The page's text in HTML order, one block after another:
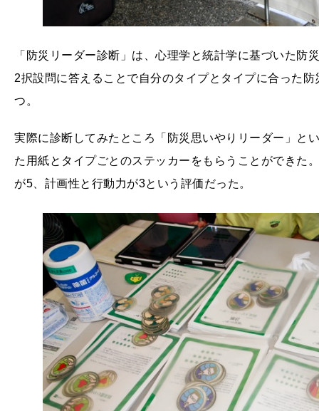
「防災リーダー診断」は、心理学と統計学に基づいた
2択設問に答えることで自分のタイプとタイプに合った
つ。
実際に診断してみたところ「防災思いやりリーダー」と
た用紙とタイプごとのステッカーをもらうことができた
が5、計画性と行動力が3という評価だった。